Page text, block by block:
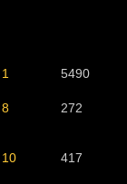
1 5490
8 272
10 417